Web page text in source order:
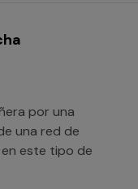
por una
una red de
este tipo de